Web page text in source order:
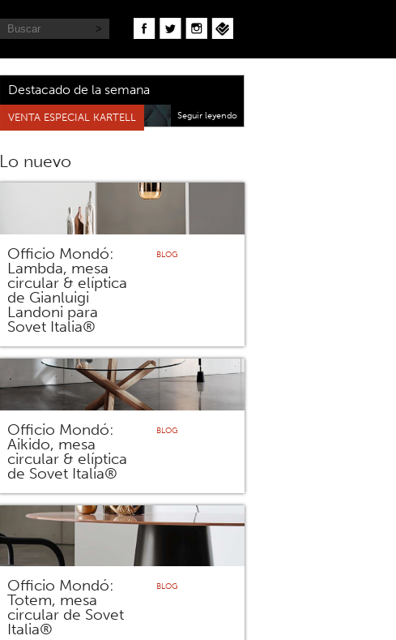
Destacado de la semana
VENTA ESPECIAL KARTELL Seguir leyendo
Lo nuevo
Officio Mondó:
Lambda, mesa
circular & elíptica
de Gianluigi
Landoni para
Sovet Italia®
BLOG
Officio Mondó:
Aikido, mesa
circular & elíptica
de Sovet Italia®
BLOG
Officio Mondó:
Totem, mesa
circular de Sovet
Italia®
BLOG